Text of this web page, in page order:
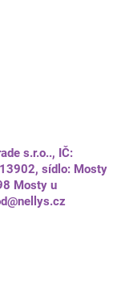
s.r.o.., IČ:
sídlo: Mosty
Mosty u